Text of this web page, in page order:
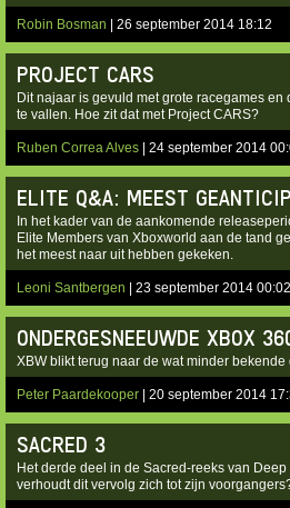
Robin Bosman | 26 september 2014 18:12
PROJECT CARS
Dit najaar is gevuld met grote racegames en
te vallen. Hoe zit dat met Project CARS?
Ruben Correa Alves | 24 september 2014
ELITE Q&A: MEEST
In het kader van de aankomende
Elite Members van Xboxworld aan de tand
het meest naar uit hebben gekeken.
Leoni Santbergen | 23 september 2014 00:02
ONDERGESNEEUWDE XBOX
XBW blikt terug naar de wat minder
Peter Paardekooper | 20 september 2014
SACRED 3
Het derde deel in de Sacred-reeks van
verhoudt dit vervolg zich tot zijn